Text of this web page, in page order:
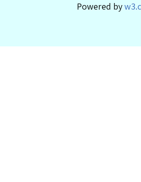
Powered by